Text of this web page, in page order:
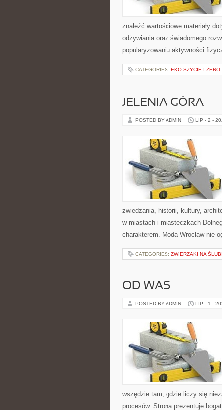
znaleźć wartościowe materiały
odżywiania oraz świadomego
popularyzowaniu aktywności
CATEGORIES: EKO SZYCIE I ZERO
JELENIA GÓRA
POSTED BY ADMIN LIP - 2 -
zwiedzania, historii, kultury,
w miastach i miasteczkach
charakterem. Moda Wrocław nie
CATEGORIES: ZWIERZAKI NA
OD WAS
POSTED BY ADMIN LIP - 1 -
wszędzie tam, gdzie liczy się
procesów. Strona prezentuje